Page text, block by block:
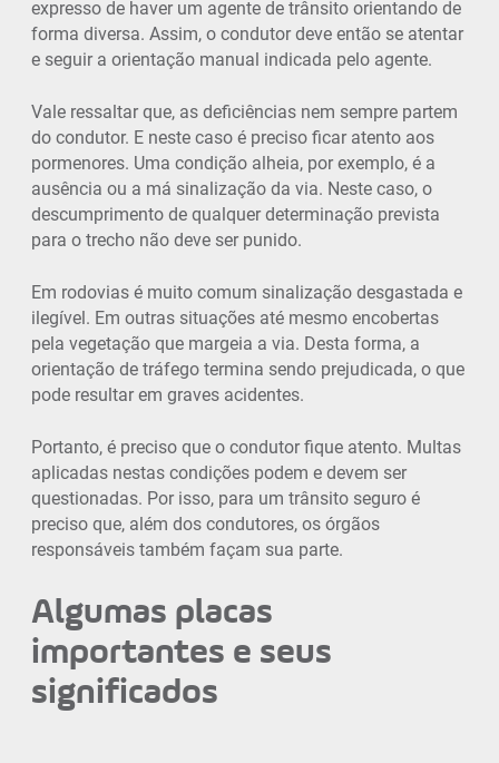
expresso de haver um agente de trânsito orientando de
forma diversa. Assim, o condutor deve então se atentar
e seguir a orientação manual indicada pelo agente.
Vale ressaltar que, as deficiências nem sempre partem
do condutor. E neste caso é preciso ficar atento aos
pormenores. Uma condição alheia, por exemplo, é a
ausência ou a má sinalização da via. Neste caso, o
descumprimento de qualquer determinação prevista
para o trecho não deve ser punido.
Em rodovias é muito comum sinalização desgastada e
ilegível. Em outras situações até mesmo encobertas
pela vegetação que margeia a via. Desta forma, a
orientação de tráfego termina sendo prejudicada, o que
pode resultar em graves acidentes.
Portanto, é preciso que o condutor fique atento. Multas
aplicadas nestas condições podem e devem ser
questionadas. Por isso, para um trânsito seguro é
preciso que, além dos condutores, os órgãos
responsáveis também façam sua parte.
Algumas placas
importantes e seus
significados